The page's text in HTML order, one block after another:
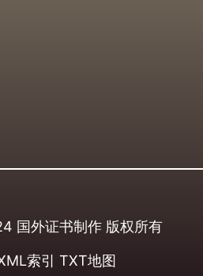
国外证书制作 版权所有
索引 TXT地图